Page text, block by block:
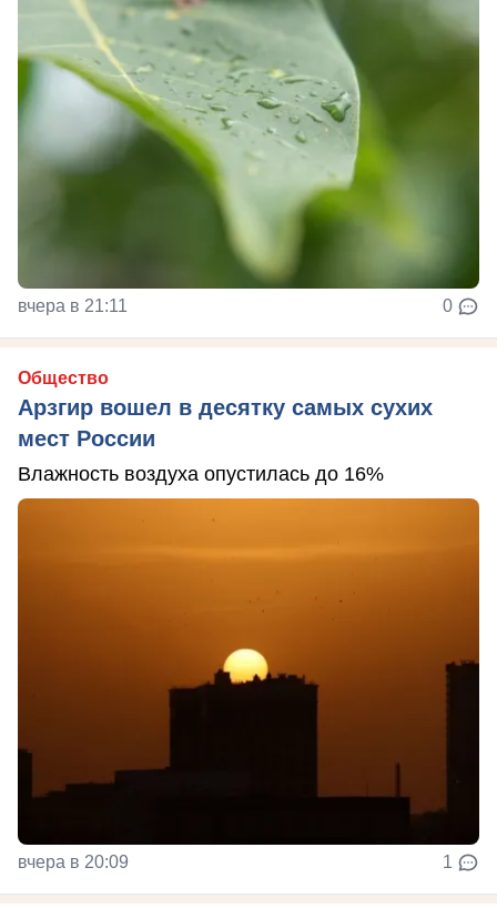
вчера в 21:11 0
Общество
Арзгир вошел в десятку самых сухих
мест России
Влажность воздуха опустилась до 16%
вчера в 20:09 1